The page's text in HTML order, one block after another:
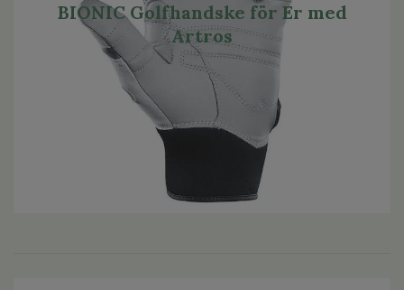
BIONIC Golfhandske för Er med
Artros